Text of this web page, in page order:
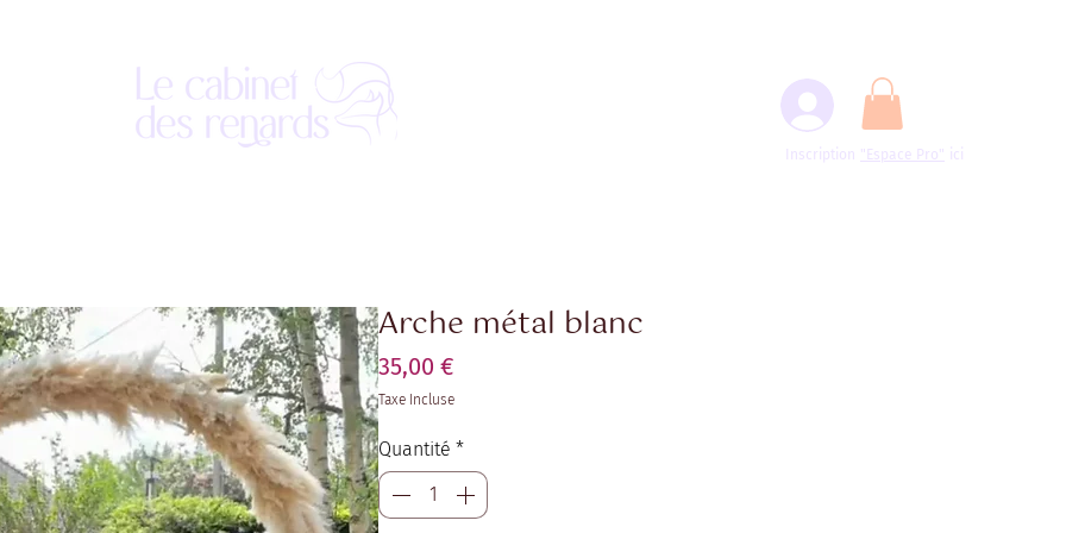
Inscription "Espace Pro" ici
Arche métal blanc
35,00 €
Taxe Incluse
Quantité *